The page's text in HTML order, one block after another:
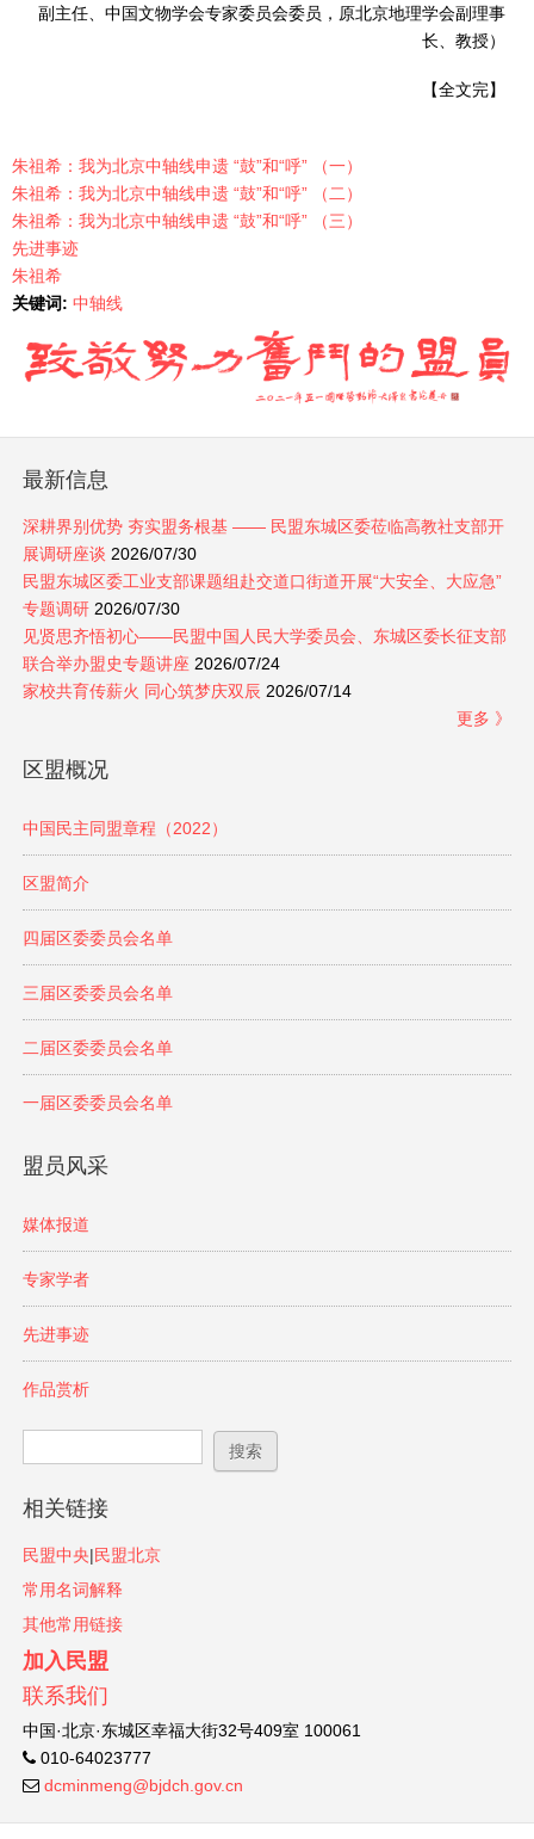
副主任、中国文物学会专家委员会委员，原北京地理学会副理事
长、教授）
【全文完】
朱祖希：我为北京中轴线申遗 “鼓”和“呼” （一）
朱祖希：我为北京中轴线申遗 “鼓”和“呼” （二）
朱祖希：我为北京中轴线申遗 “鼓”和“呼” （三）
先进事迹
朱祖希
关键词: 中轴线
最新信息
深耕界别优势 夯实盟务根基 —— 民盟东城区委莅临高教社支部开
展调研座谈 2026/07/30
民盟东城区委工业支部课题组赴交道口街道开展“大安全、大应急”
专题调研2026/07/30
见贤思齐悟初心——民盟中国人民大学委员会、东城区委长征支部
联合举办盟史专题讲座 2026/07/24
家校共育传薪火 同心筑梦庆双辰 2026/07/14
更多 》
区盟概况
中国民主同盟章程（2022）
区盟简介
四届区委委员会名单
三届区委委员会名单
二届区委委员会名单
一届区委委员会名单
盟员风采
媒体报道
专家学者
先进事迹
作品赏析
搜索表单
相关链接
民盟中央|民盟北京
常用名词解释
其他常用链接
加入民盟
联系我们
中国·北京·东城区幸福大街32号409室 100061
010-64023777
dcminmeng@bjdch.gov.cn